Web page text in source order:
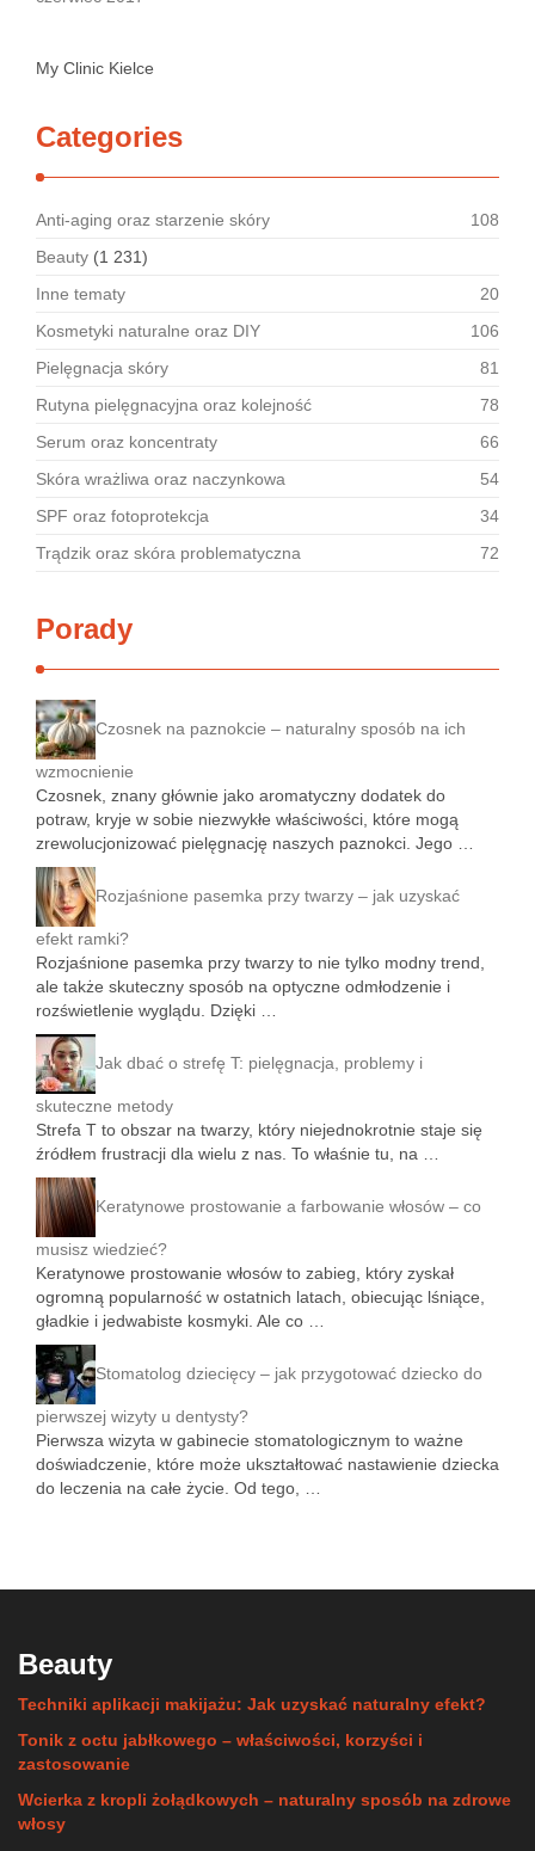
My Clinic Kielce
Categories
Anti-aging oraz starzenie skóry
108
Beauty (1 231)
Inne tematy
20
Kosmetyki naturalne oraz DIY
106
Pielęgnacja skóry
81
Rutyna pielęgnacyjna oraz kolejność
78
Serum oraz koncentraty
66
Skóra wrażliwa oraz naczynkowa
54
SPF oraz fotoprotekcja
34
Trądzik oraz skóra problematyczna
72
Porady
Czosnek na paznokcie – naturalny sposób na ich
wzmocnienie
Czosnek, znany głównie jako aromatyczny dodatek do
potraw, kryje w sobie niezwykłe właściwości, które mogą
zrewolucjonizować pielęgnację naszych paznokci. Jego …
Rozjaśnione pasemka przy twarzy – jak uzyskać
efekt ramki?
Rozjaśnione pasemka przy twarzy to nie tylko modny trend,
ale także skuteczny sposób na optyczne odmłodzenie i
rozświetlenie wyglądu. Dzięki …
Jak dbać o strefę T: pielęgnacja, problemy i
skuteczne metody
Strefa T to obszar na twarzy, który niejednokrotnie staje się
źródłem frustracji dla wielu z nas. To właśnie tu, na …
Keratynowe prostowanie a farbowanie włosów – co
musisz wiedzieć?
Keratynowe prostowanie włosów to zabieg, który zyskał
ogromną popularność w ostatnich latach, obiecując lśniące,
gładkie i jedwabiste kosmyki. Ale co …
Stomatolog dziecięcy – jak przygotować dziecko do
pierwszej wizyty u dentysty?
Pierwsza wizyta w gabinecie stomatologicznym to ważne
doświadczenie, które może ukształtować nastawienie dziecka
do leczenia na całe życie. Od tego, …
Beauty
Techniki aplikacji makijażu: Jak uzyskać naturalny efekt?
Tonik z octu jabłkowego – właściwości, korzyści i
zastosowanie
Wcierka z kropli żołądkowych – naturalny sposób na zdrowe
włosy